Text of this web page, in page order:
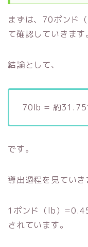
まずは、70ポンド
て確認していきます。
結論として、
70lb = 約
です。
導出過程を見ていき
1ポンド（lb）
されています。